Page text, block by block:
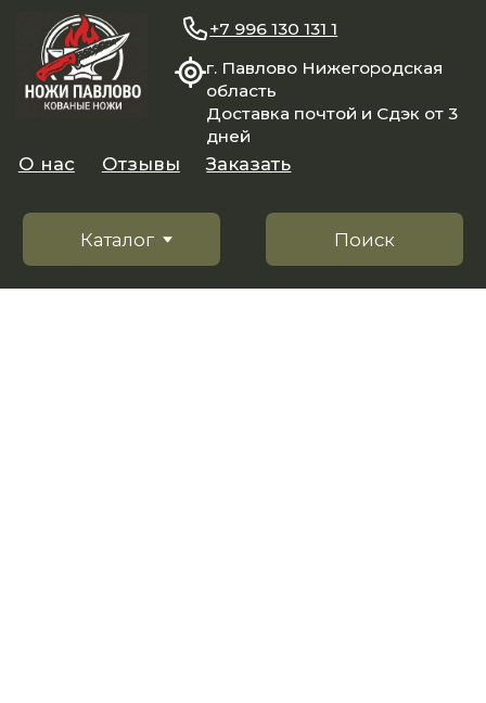
область
Доставка почтой и Сдэк от 3
Поиск
Каталог
Заказать
+7 996 130 131 1